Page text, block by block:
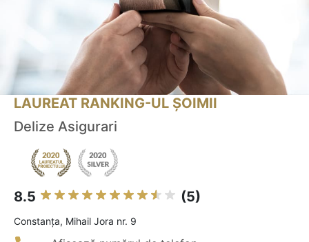
LAUREAT RANKING-UL ȘOIMII
Delize Asigurari
8.5 (5)
Constanţa, Mihail Jora nr. 9